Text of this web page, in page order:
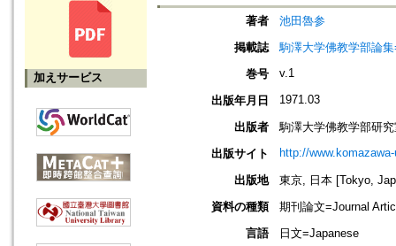
加えサービス
著者
池田魯参
掲載誌
駒澤大学佛教学部論
巻号
v.1
出版年月日 1971.03
出版者
駒澤大学佛教学部研
出版サイト
http://
出版地
東京, 日本 [Tokyo,
資料の種類
期刊論文=Journal
言語
日文=Japanese